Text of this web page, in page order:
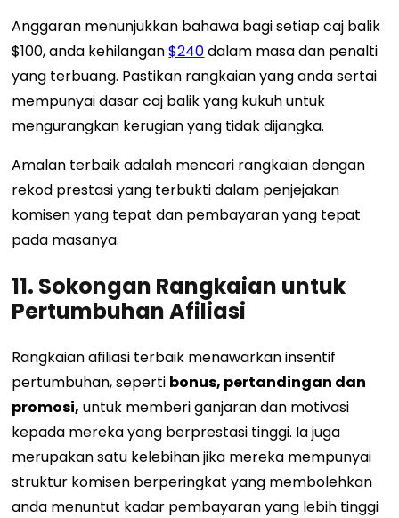
Anggaran menunjukkan bahawa bagi setiap caj balik
$100, anda kehilangan$240dalam masa dan penalti
yang terbuang. Pastikan rangkaian yang anda sertai
mempunyai dasar caj balik yang kukuh untuk
mengurangkan kerugian yang tidak dijangka.
Amalan terbaik adalah mencari rangkaian dengan
rekod prestasi yang terbukti dalam penjejakan
komisen yang tepat dan pembayaran yang tepat
pada masanya.
11. Sokongan Rangkaian untuk
Pertumbuhan Afiliasi
Rangkaian afiliasi terbaik menawarkan insentif
pertumbuhan, seperti bonus, pertandingan dan
promosi, untuk memberi ganjaran dan motivasi
kepada mereka yang berprestasi tinggi. Ia juga
merupakan satu kelebihan jika mereka mempunyai
struktur komisen berperingkat yang membolehkan
anda menuntut kadar pembayaran yang lebih tinggi